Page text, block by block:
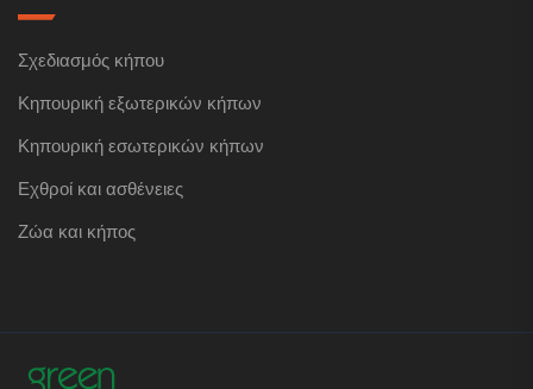
Σχεδιασμός κήπου
Κηπουρική εξωτερικών κήπων
Κηπουρική εσωτερικών κήπων
Εχθροί και ασθένειες
Ζώα και κήπος